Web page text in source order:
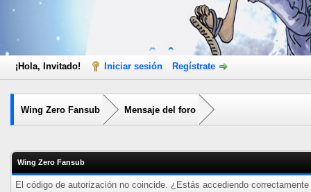
¡Hola, Invitado! Iniciar sesión Regístrate
Wing Zero Fansub Mensaje del foro
Wing Zero Fansub
El código de autorización no coincide. ¿Estás accediendo